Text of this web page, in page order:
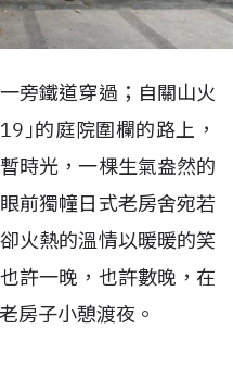
旁鐵道穿過；自關山火
｣的庭院圍欄的路上，
時光，一棵生氣盎然的
前獨幢日式老房舍宛若
火熱的溫情以暖暖的笑
許一晚，也許數晚，在
房子小憩渡夜。